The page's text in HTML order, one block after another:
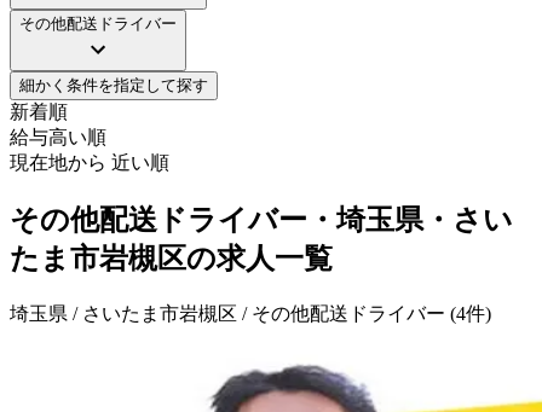
その他配送ドライバー
細かく条件を指定して探す
新着順
給与高い順
現在地から 近い順
その他配送ドライバー・埼玉県・さい
たま市岩槻区の求人一覧
埼玉県 / さいたま市岩槻区 / その他配送ドライバー (4件)